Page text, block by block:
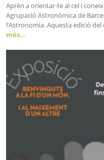
Aprèn a orientar-te al cel i
Agrupació Astronòmica de
l’Astronomia. Aquesta edició del
més…